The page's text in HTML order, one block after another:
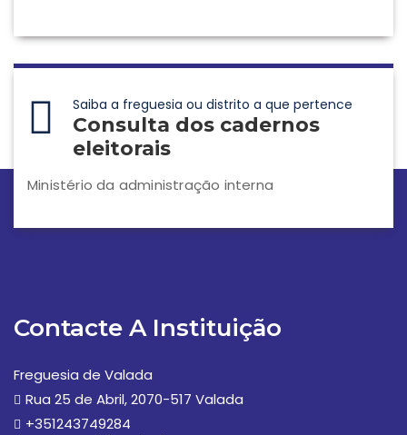
Saiba a freguesia ou distrito a que pertence
Consulta dos cadernos
eleitorais
Ministério da administração interna
Contacte A Instituição
Freguesia de Valada
Rua 25 de Abril, 2070-517 Valada
+351243749284